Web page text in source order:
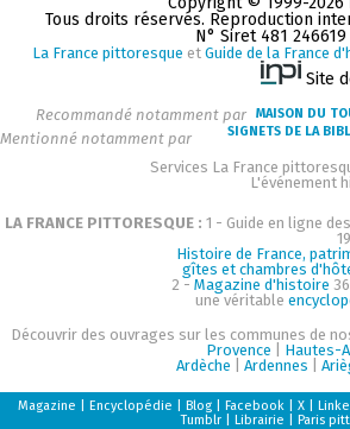
Tous droits réservés. Reproduction
N° Siret 481 246619
La France pittoresque et Guide de la France
Site
Recommandé notamment par MAISON DU
Mentionné notamment par
SIGNETS DE LA
Services La France
L'événement
LA FRANCE PITTORESQUE : 1 - Guide en ligne des
Histoire de France,
gîtes et chambres
2 - Magazine d'histoire
une véritable
Découvrir des ouvrages sur les communes de
Provence
Hautes-
Ardèche |Ardennes |
Magazine |Encyclopédie |Blog |Facebook |X |
Tumblr |Librairie |Paris